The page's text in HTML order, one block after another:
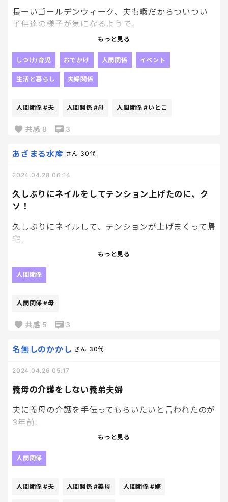
この手を嫌う私の人間力が低いのか？
長ーいゴールデンウィーク、夫も暇だからついつい
子供達の様子が気になるようで。
いつもは私が色々注意するけど、そこにかぶせて注
に説教してる😅
下の子がついに「おとうさん、うるさい！きら
い！」と言ってしまった（笑）
（笑）
もっと見る
しつけ/育児 おでかけ 人間関係 イベント
生活と暮らし 夫婦関係
人間関係 #夫 人間関係 #母 人間関係 #いとこ
共感 8 3
久しぶりにネイルをしてテンション上げたのに、ク
ソ！
あざまる水産 さん 30代
2024.04.28 06:14
久しぶりにネイルして、テンションが上げまくって帰
宅。
今日から3日間、家に遊びに来ている母が私の指を見
ときはこんなことしている母親はいなかったわよ。
もっと見る
人間関係
人間関係 #母
共感 5 3
義母の介護をしない義弟夫婦
名無しのかかし さん 30代
2024.04.26 05:17
夫に義母の介護を手伝ってもらいたいと言われたのが
3年前。
デイサービスがない日は私が主に手伝っています。
大変ではありますが、嫌ではありません。
もっと見る
人間関係
人間関係 #夫 人間関係 #義母 人間関係 #嫁